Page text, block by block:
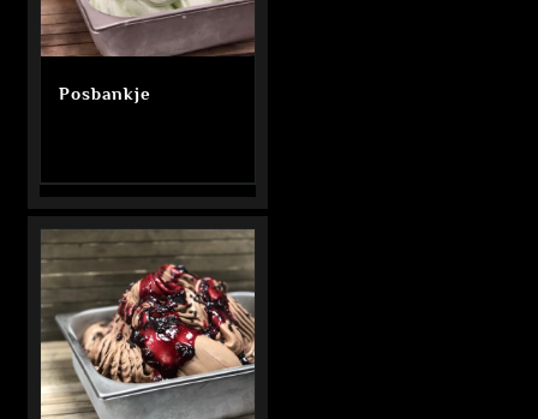
Posbankje